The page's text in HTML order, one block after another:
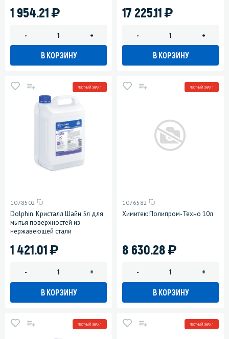
1 954.21)
- +
В КОРЗИНУ
17 225.11)
- +
В КОРЗИНУ
ЧЕСТНЫЙ ЗНАК *
1078502
Dolphin: Кристалл Шайн 5л для
мытья поверхностей из
нержавеющей стали
1 421.01)
- +
В КОРЗИНУ
ЧЕСТНЫЙ ЗНАК *
1076582
Химитек: Полипром-Техно 10л
8 630.28)
- +
В КОРЗИНУ
ЧЕСТНЫЙ ЗНАК * ЧЕСТНЫЙ ЗНАК *